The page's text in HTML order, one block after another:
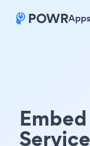
Apps